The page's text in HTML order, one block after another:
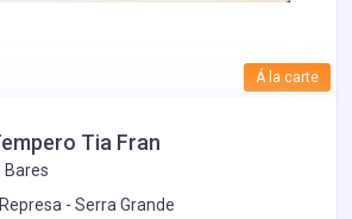
Á la carte
Tia Fran
Bares
- Serra Grande